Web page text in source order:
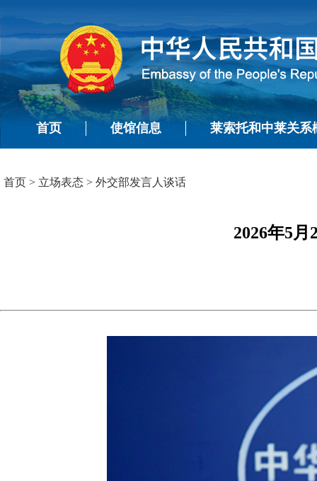
首页 使馆信息 莱索托和中莱关系
首页 > 立场表态 > 外交部发言人谈话
2026年5